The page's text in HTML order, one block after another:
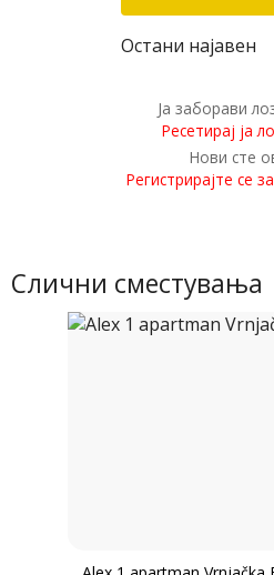
Слични сместувања
Остани најавен
Ја заборави
Ресетирај ја
Нови сте
Регистрирајте се